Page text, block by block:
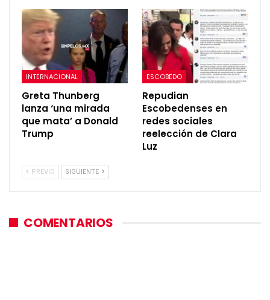
INTERNACIONAL
Greta Thunberg
lanza ‘una mirada
que mata’ a Donald
Trump
ESCOBEDO
Repudian
Escobedenses en
redes sociales
reelección de Clara
Luz
PREVIO SIGUIENTE
COMENTARIOS